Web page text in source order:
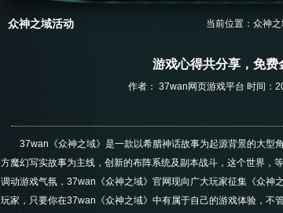
众神之域活动 当前位置： 众神
游戏心得共分享，免费
作者： 37wan网页游戏平台 时间：
37wan《众神之域》是一款以希腊神话故事为起源背景的大型
方魔幻写实故事为主线，创新的布阵系统及副本战斗，这个世界，
调动游戏气氛，37wan《众神之域》官网现向广大玩家征集《众神
玩家，只要你在37wan《众神之域》中有属于自己的游戏体验，不